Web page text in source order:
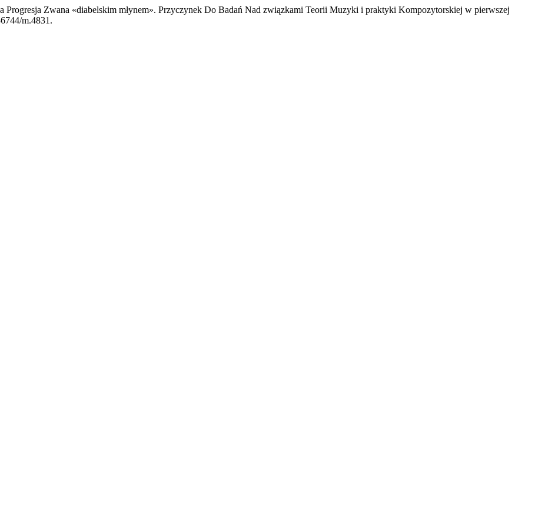
Progresja Zwana «diabelskim młynem». Przyczynek Do Badań Nad związkami Teorii Muzyki i praktyki Kompozytorskiej w pierwszej
m.4831.